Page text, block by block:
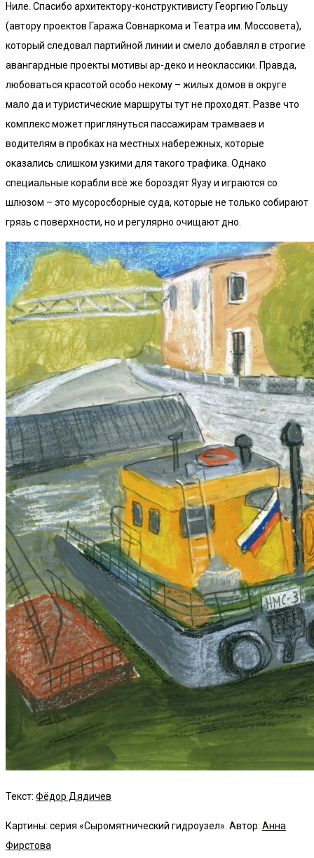
Ниле. Спасибо архитектору-конструктивисту Георгию Гольцу
(автору проектов Гаража Совнаркома и Театра им. Моссовета),
который следовал партийной линии и смело добавлял в строгие
авангардные проекты мотивы ар-деко и неоклассики. Правда,
любоваться красотой особо некому – жилых домов в округе
мало да и туристические маршруты тут не проходят. Разве что
комплекс может приглянуться пассажирам трамваев и
водителям в пробках на местных набережных, которые
оказались слишком узкими для такого трафика. Однако
специальные корабли всё же бороздят Яузу и играются со
шлюзом – это мусоросборные суда, которые не только собирают
грязь с поверхности, но и регулярно очищают дно.
Текст: Фёдор Дядичев
Картины: серия «Сыромятнический гидроузел». Автор: Анна
Фирстова